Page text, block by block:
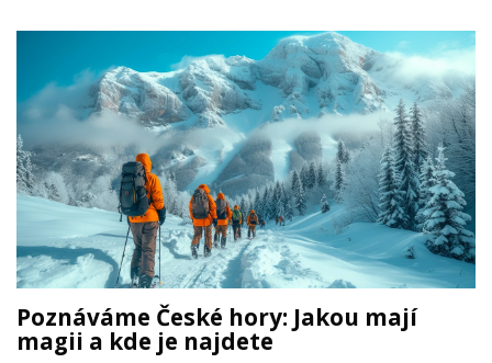
Poznáváme České hory: Jakou mají
magii a kde je najdete